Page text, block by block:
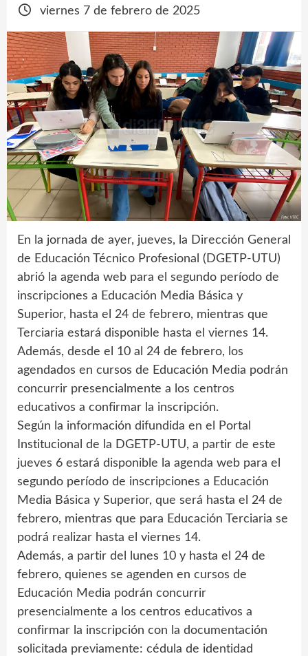
viernes 7 de febrero de 2025
En la jornada de ayer, jueves, la Dirección General
de Educación Técnico Profesional (DGETP-UTU)
abrió la agenda web para el segundo período de
inscripciones a Educación Media Básica y
Superior, hasta el 24 de febrero, mientras que
Terciaria estará disponible hasta el viernes 14.
Además, desde el 10 al 24 de febrero, los
agendados en cursos de Educación Media podrán
concurrir presencialmente a los centros
educativos a confirmar la inscripción.
Según la información difundida en el Portal
Institucional de la DGETP-UTU, a partir de este
jueves 6 estará disponible la agenda web para el
segundo período de inscripciones a Educación
Media Básica y Superior, que será hasta el 24 de
febrero, mientras que para Educación Terciaria se
podrá realizar hasta el viernes 14.
Además, a partir del lunes 10 y hasta el 24 de
febrero, quienes se agenden en cursos de
Educación Media podrán concurrir
presencialmente a los centros educativos a
confirmar la inscripción con la documentación
solicitada previamente: cédula de identidad